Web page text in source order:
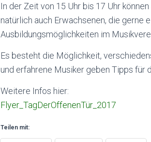
In der Zeit von 15 Uhr bis 17 Uhr
natürlich auch Erwachsenen, die gerne
Ausbildungsmöglichkeiten im
Es besteht die Möglichkeit,
und erfahrene Musiker geben Tipps für
Weitere Infos hier:
Flyer_TagDerOffenenTür_2017
Teilen mit: